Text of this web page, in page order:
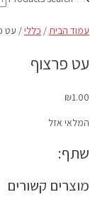
עמוד הבית/ כללי/ עט
עט פרצוף
₪1.00
המלאי אזל
שתף:
מוצרים קשורים